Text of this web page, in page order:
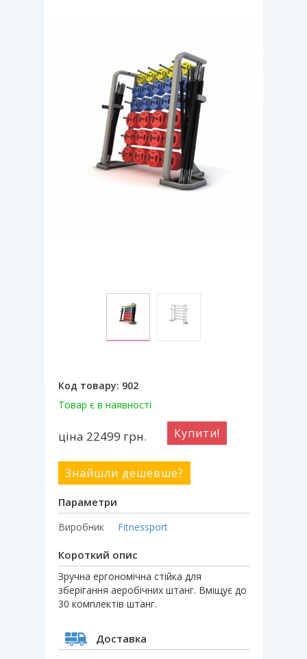
Код товару: 902
Товар є в наявності
ціна 22499 грн. Купити!
Знайшли дешевше?
Параметри
Виробник Fitnessport
Короткий опис
Зручна ергономічна стійка для
зберігання аеробічних штанг. Вміщує до
30 комплектів штанг.
Доставка